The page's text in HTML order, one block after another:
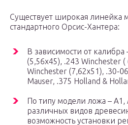
Существует широкая линейка
стандартного Орсис-Хантера:
В зависимости от калибра
(5,56х45), .243 Winchester (
Winchester (7,62х51), .30-
Mauser, .375 Holland &
По типу модели ложа –
различных видов
возможность установки